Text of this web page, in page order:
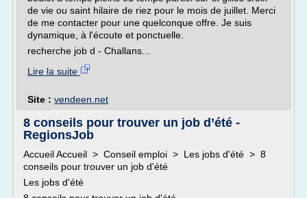
de vie ou saint hilaire de riez pour le mois de juillet. Merci
de me contacter pour une quelconque offre. Je suis
dynamique, à l'écoute et ponctuelle.
recherche job d - Challans...
Lire la suite
Site : vendeen.net
8 conseils pour trouver un job d’été -
RegionsJob
Accueil Accueil > Conseil emploi > Les jobs d'été > 8
conseils pour trouver un job d'été
Les jobs d'été